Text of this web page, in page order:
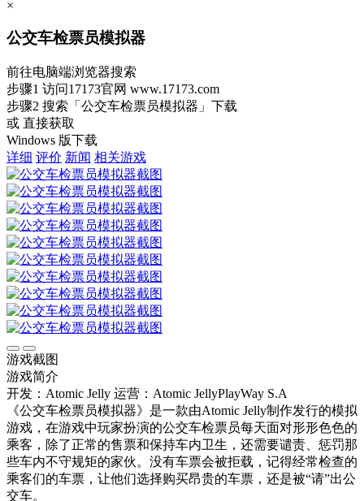
×
公交车检票员模拟器
前往电脑端浏览器搜索
步骤1 访问17173官网 www.17173.com
步骤2 搜索 「公交车检票员模拟器」 下载
或 直接获取
Windows 版下载
详细 评价 新闻 相关游戏
游戏截图
游戏简介
开发：Atomic Jelly 运营：Atomic JellyPlayWay S.A
《公交车检票员模拟器》是一款由Atomic Jelly制作发行的模拟
游戏，在游戏中玩家扮演的公交车检票员每天面对形形色色的
乘客，除了正常的售票和保持车内卫生，还需要谴责、惩罚那
些车内不守规矩的家伙。没有车票会被拒载，记得经常检查的
乘客们的车票，让他们选择购买昂贵的车票，还是被“请”出公
交车。